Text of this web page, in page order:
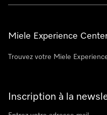
Miele Experience
Trouvez votre Miele
Inscription à la